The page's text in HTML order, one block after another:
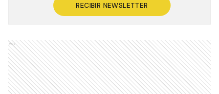
RECIBIR NEWSLETTER
Ads